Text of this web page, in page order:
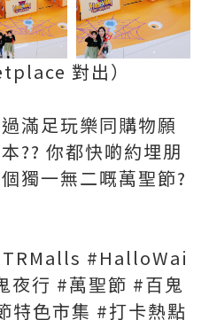
對出）
滿足玩樂同購物願
?? 你都快啲約埋朋
獨一無二嘅萬聖節?
#HalloWai
夜行 #萬聖節 #百鬼
色市集 #打卡熱點